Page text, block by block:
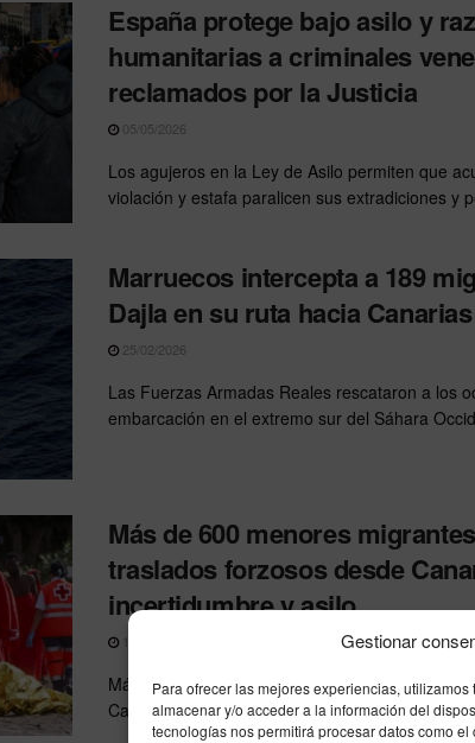
Gestionar
Para ofrecer las mejores experiencias,
almacenar y/o acceder a la información del
tecnologías nos permitirá procesar datos como
España protege bajo asilo y
humanitarias a criminales
reclamados por la Justicia
05/05/2026
Los agujeros en la Ley de Asilo permiten que
violación y estafa paralicen sus extradiciones y
Marruecos intercepta a 189
Dajla en su ruta hacia Canarias
25/02/2026
Las Fuerzas Armadas Reales rescataron a los
embarcación en el extremo sur del Sáhara
Más de 600 menores
traslados forzosos desde
incertidumbre y asilo
12/11/2025
Más de 600 menores migrantes han sido
Canarias en lo que muchos describen como un